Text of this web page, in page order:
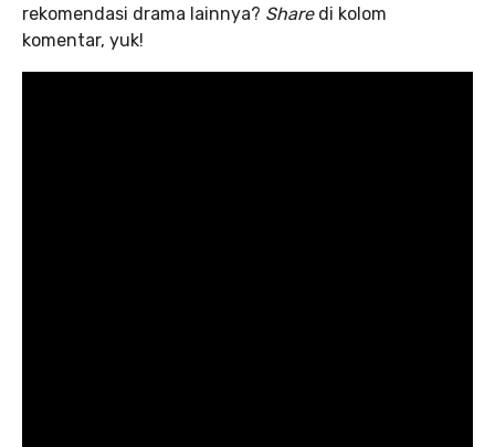
rekomendasi drama lainnya? Share di kolom
komentar, yuk!